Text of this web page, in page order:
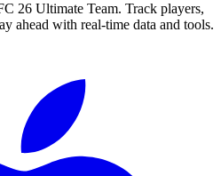
26 Ultimate Team. Track players,
ahead with real-time data and tools.